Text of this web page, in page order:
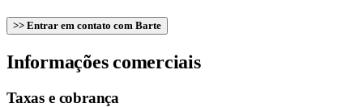
>> Entrar em contato com Barte
Informações comerciais
Taxas e cobrança